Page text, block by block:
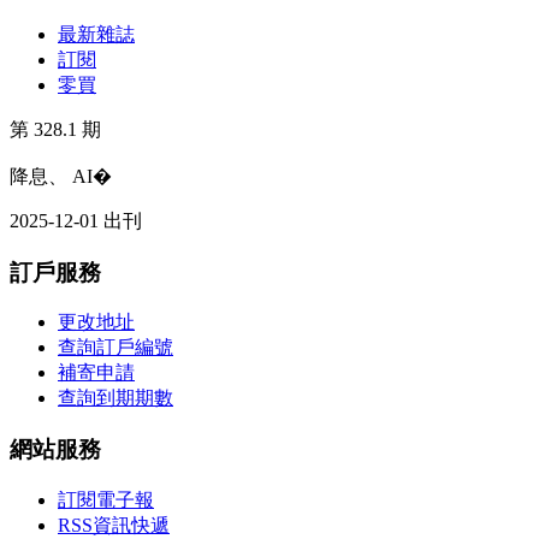
最新雜誌
訂閱
零買
第 328.1 期
降息、 AI�
2025-12-01 出刊
訂戶服務
更改地址
查詢訂戶編號
補寄申請
查詢到期期數
網站服務
訂閱電子報
RSS資訊快遞